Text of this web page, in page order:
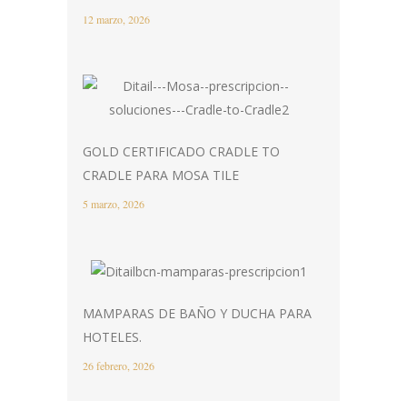
12 marzo, 2026
GOLD CERTIFICADO CRADLE TO
CRADLE PARA MOSA TILE
5 marzo, 2026
MAMPARAS DE BAÑO Y DUCHA PARA
HOTELES.
26 febrero, 2026